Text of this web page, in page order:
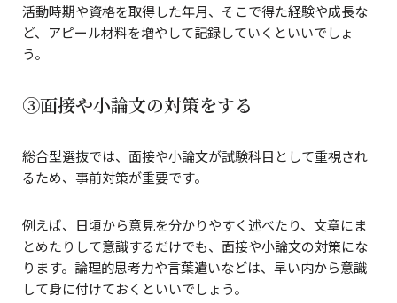
活動時期や資格を取得した年月、そこで得た経験や成長な
ど、アピール材料を増やして記録していくといいでしょ
う。
③面接や小論文の対策をする
総合型選抜では、面接や小論文が試験科目として重視され
るため、事前対策が重要です。
例えば、日頃から意見を分かりやすく述べたり、文章にま
とめたりして意識するだけでも、面接や小論文の対策にな
ります。論理的思考力や言葉遣いなどは、早い内から意識
して身に付けておくといいでしょう。